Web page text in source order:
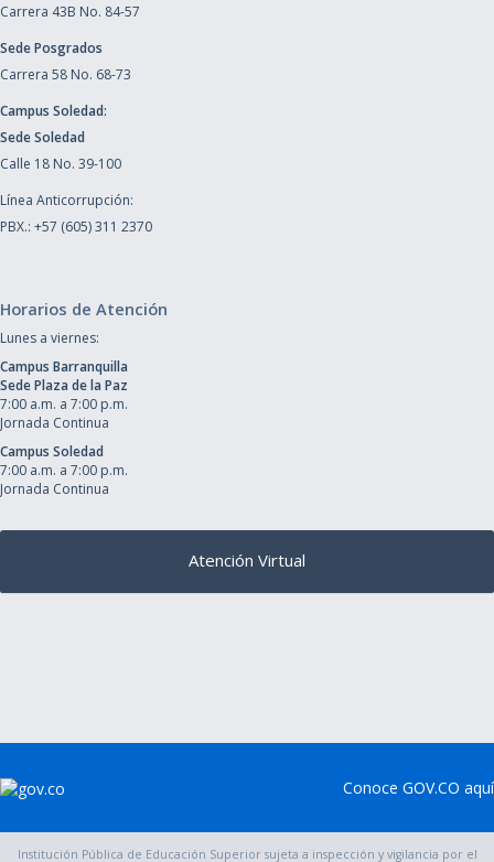
Carrera 43B No. 84-57
Sede Posgrados
Carrera 58 No. 68-73
Campus Soledad:
Sede Soledad
Calle 18 No. 39-100
Línea Anticorrupción:
PBX.: +57 (605) 311 2370
Horarios de Atención
Lunes a viernes:
Campus Barranquilla
Sede Plaza de la Paz
7:00 a.m. a 7:00 p.m.
Jornada Continua
Campus Soledad
7:00 a.m. a 7:00 p.m.
Jornada Continua
Atención Virtual
Conoce GOV.CO aquí
Institución Pública de Educación Superior sujeta a inspección y vigilancia por el